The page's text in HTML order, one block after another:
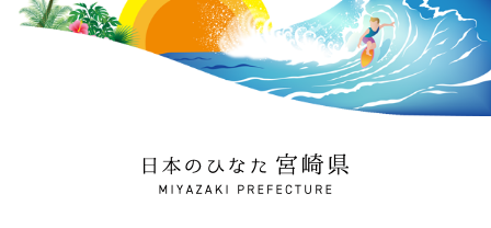
日本のひなた 宮崎県
MIYAZAKI PREFECTURE